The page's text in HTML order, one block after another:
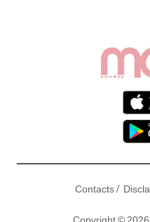
Contacts/
Copyright ©